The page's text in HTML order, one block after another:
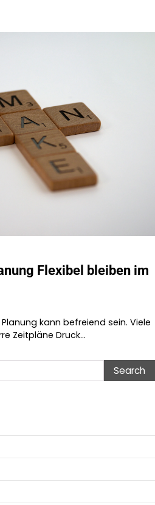
Flexibel bleiben im
kann befreiend sein. Viele
Zeitpläne Druck…